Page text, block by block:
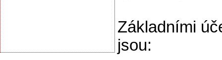
Základními
jsou: